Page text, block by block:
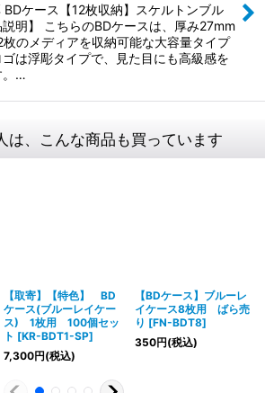
BDケース【12枚収納】スケルトンブル
説明】 こちらのBDケースは、厚み27mm
枚のメディアを収納可能な大容量タイプ
は浮彫タイプで、見た目にも高級感を
。…
は、こんな商品も買っています
【取寄】【特色】 BD
ケース(ブルーレイケー
ス) 1枚用 100個セッ
ト [KR-BDT1-SP]
7,300円(税込)
【BDケース】ブルーレ
イケース8枚用 ばら売
り [FN-BDT8]
350円(税込)